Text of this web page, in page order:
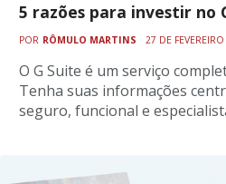
5 razões para investir no
POR RÔMULO MARTINS 27 DE
O G Suite é um serviço
Tenha suas informações
seguro, funcional e